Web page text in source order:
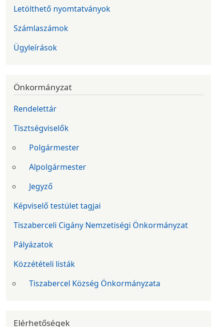
Letölthető nyomtatványok
Számlaszámok
Ügyleírások
Önkormányzat
Rendelettár
Tisztségviselők
Polgármester
Alpolgármester
Jegyző
Képviselő testület tagjai
Tiszaberceli Cigány Nemzetiségi Önkormányzat
Pályázatok
Közzétételi listák
Tiszabercel Község Önkormányzata
Elérhetőségek